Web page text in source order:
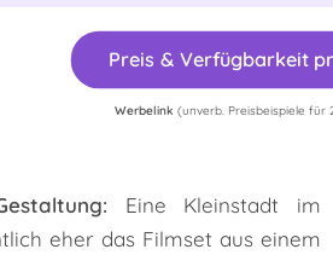
Preis & Verfügbarkeit
Werbelink (unverb. Preisbeispiele für
Eine Kleinstadt im
eher das Filmset aus einem